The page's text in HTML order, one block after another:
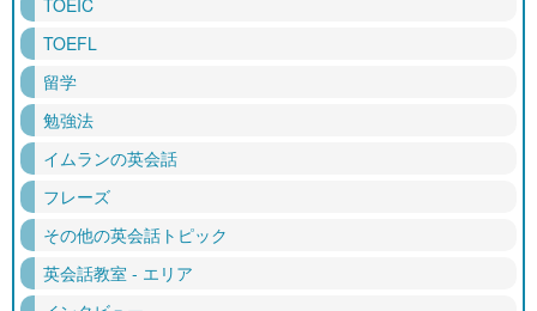
TOEFL
留学
勉強法
イムランの英会話
フレーズ
その他の英会話トピック
英会話教室 - エリア